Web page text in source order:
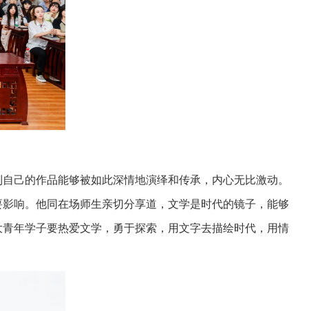
己的作品能够被如此深情地演绎和传承，内心无比激动。
响。他同在场师生亲切分享道，文学是时代的镜子，能够
年学子要热爱文学，勇于探索，用文字去描绘时代，用情